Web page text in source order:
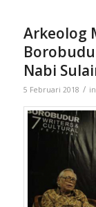
Arkeolog
Nabi
5 Februari 2018 / in